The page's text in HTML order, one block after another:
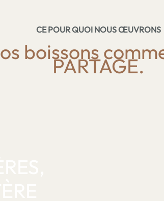
CE POUR QUOI NOUS ŒUVRONS
boissons
PARTAGE.